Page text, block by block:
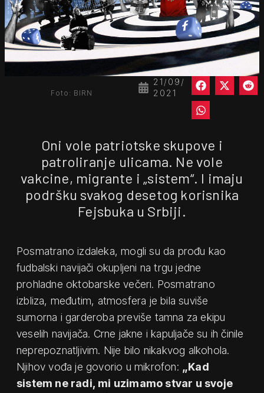
21/09/
2021
Foto: BIRN
Oni vole patriotske skupove i
patroliranje ulicama. Ne vole
vakcine, migrante i „sistem“. I imaju
podršku svakog desetog korisnika
Fejsbuka u Srbiji.
Posmatrano izdaleka, mogli su da prođu kao
fudbalski navijači okupljeni na trgu jedne
prohladne oktobarske večeri. Posmatrano
izbliza, međutim, atmosfera je bila suviše
sumorna i garderoba previše tamna za ekipu
veselih navijača. Crne jakne i kapuljače su ih činile
neprepoznatljivim. Nije bilo nikakvog alkohola.
Njihov vođa je govorio u mikrofon: „Kad
sistem ne radi, mi uzimamo stvar u svoje